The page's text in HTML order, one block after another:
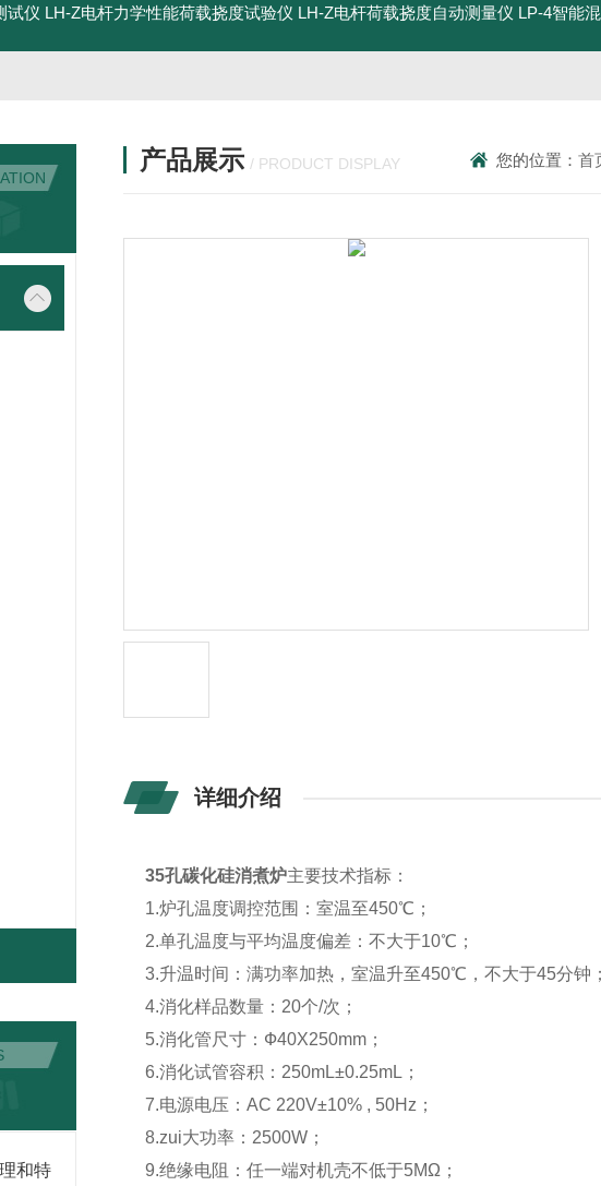
试仪 LH-Z电杆力学性能荷载挠度试验仪 LH-Z电杆荷载挠度自动测量仪 LP-4智能混凝土电杆检
和特
产品展示 / PRODUCT DISPLAY 您的位置：首
详细介绍
35孔碳化硅消煮炉主要技术指标：
1.炉孔温度调控范围：室温至450℃；
2.单孔温度与平均温度偏差：不大于10℃；
3.升温时间：满功率加热，室温升至450℃，不大于45分钟；
4.消化样品数量：20个/次；
5.消化管尺寸：Ф40Х250mm；
6.消化试管容积：250mL±0.25mL；
7.电源电压：AC 220V±10% , 50Hz；
8.zui大功率：2500W；
9.绝缘电阻：任一端对机壳不低于5MΩ；